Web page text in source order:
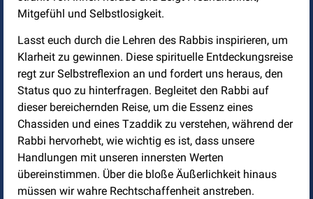
Mitgefühl und Selbstlosigkeit.
Lasst euch durch die Lehren des Rabbis inspirieren, um
Klarheit zu gewinnen. Diese spirituelle Entdeckungsreise
regt zur Selbstreflexion an und fordert uns heraus, den
Status quo zu hinterfragen. Begleitet den Rabbi auf
dieser bereichernden Reise, um die Essenz eines
Chassiden und eines Tzaddik zu verstehen, während der
Rabbi hervorhebt, wie wichtig es ist, dass unsere
Handlungen mit unseren innersten Werten
übereinstimmen. Über die bloße Äußerlichkeit hinaus
müssen wir wahre Rechtschaffenheit anstreben.